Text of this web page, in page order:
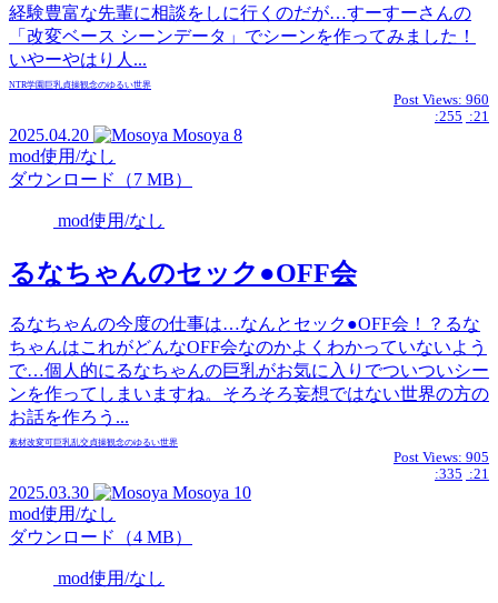
経験豊富な先輩に相談をしに行くのだが…すーすーさんの
「改変ベース シーンデータ」でシーンを作ってみました！
いやーやはり人...
NTR学園 巨乳貞操観念のゆるい世界
Post Views: 960
:255 :21
2025.04.20 Mosoya 8
mod使用/なし
ダウンロード（7 MB）
mod使用/なし
るなちゃんのセック●OFF会
るなちゃんの今度の仕事は…なんとセック●OFF会！？るな
ちゃんはこれがどんなOFF会なのかよくわかっていないよう
で…個人的にるなちゃんの巨乳がお気に入りでついついシー
ンを作ってしまいますね。そろそろ妄想ではない世界の方の
お話を作ろう...
素材改変可巨乳 乱交貞操観念のゆるい世界
Post Views: 905
:335 :21
2025.03.30 Mosoya 10
mod使用/なし
ダウンロード（4 MB）
mod使用/なし